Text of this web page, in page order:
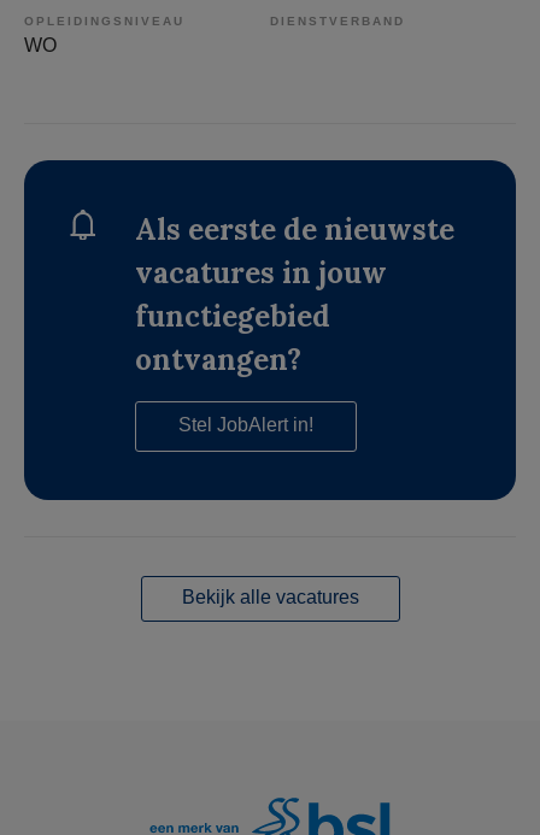
OPLEIDINGSNIVEAU
WO
DIENSTVERBAND
Als eerste de nieuwste
vacatures in jouw
functiegebied
ontvangen?
Stel JobAlert in!
Bekijk alle vacatures